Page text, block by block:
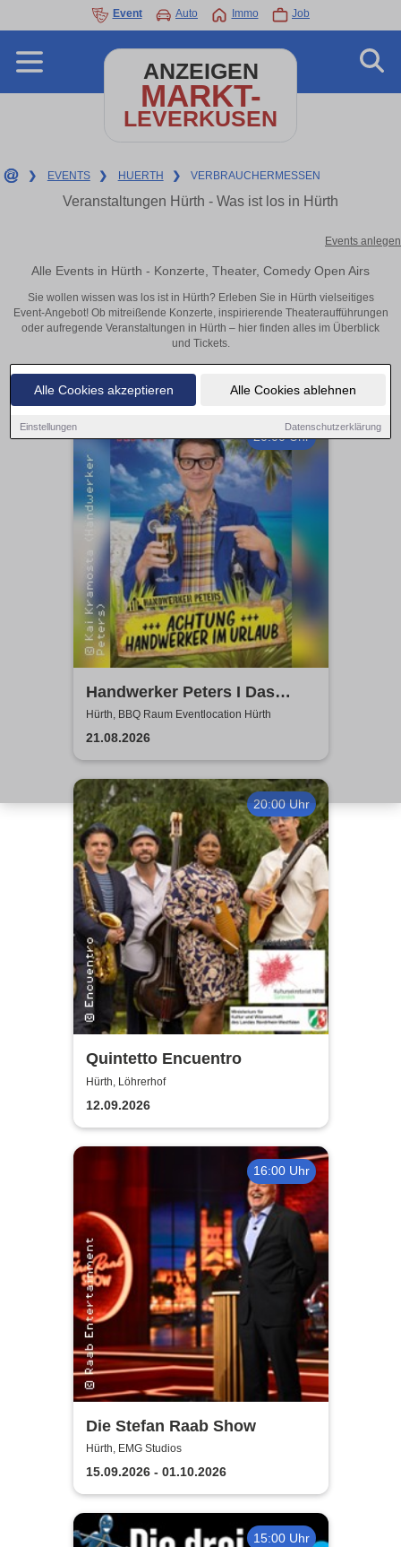
Alle Cookies akzeptieren Alle Cookies ablehnen
Einstellungen Datenschutzerklärung
Event Auto Immo Job
ANZEIGEN
MARKT-
LEVERKUSEN
❯ EVENTS ❯ HUERTH ❯ VERBRAUCHERMESSEN
Veranstaltungen Hürth - Was ist los in Hürth
Events anlegen
Alle Events in Hürth - Konzerte, Theater, Comedy Open Airs
Sie wollen wissen was los ist in Hürth? Erleben Sie in Hürth vielseitiges
Event-Angebot! Ob mitreißende Konzerte, inspirierende Theateraufführungen
oder aufregende Veranstaltungen in Hürth – hier finden alles im Überblick
und Tickets.
20:00 Uhr
Handwerker Peters I Das
Sommer Event | Achtung -
Handwerker im UrlaubOpen
Air
Hürth, BBQ Raum Eventlocation Hürth
21.08.2026
20:00 Uhr
Quintetto Encuentro
Hürth, Löhrerhof
12.09.2026
16:00 Uhr
Die Stefan Raab Show
Hürth, EMG Studios
15.09.2026 - 01.10.2026
15:00 Uhr